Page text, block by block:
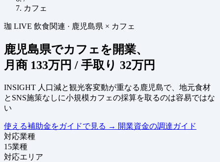
カフェ
珈 LIVE 飲食関連 · 鹿児島県 × カフェ
鹿児島県でカフェを開業、
月商 133万円 / 手取り 32万円
INSIGHT 人口減と観光客変動が重なる鹿児島で、地元食材
とSNS施策なしに小規模カフェの採算を取るのは容易ではな
い
使える補助金をガイドで見る → 開業資金の調達ガイド
対応業種
15業種
対応エリア